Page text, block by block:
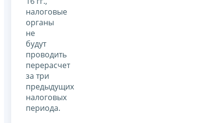
налоговые
органы
не
будут
проводить
перерасчет
за три
предыдущих
налоговых
периода.